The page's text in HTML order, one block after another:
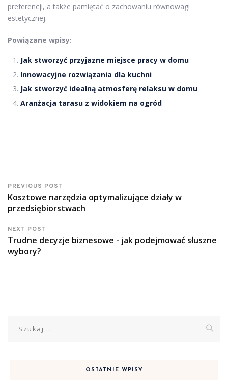
preferencji, a także pamiętać o zachowaniu równowagi
estetycznej.
Powiązane wpisy:
Jak stworzyć przyjazne miejsce pracy w domu
Innowacyjne rozwiązania dla kuchni
Jak stworzyć idealną atmosferę relaksu w domu
Aranżacja tarasu z widokiem na ogród
PREVIOUS POST
Kosztowe narzędzia optymalizujące działy w
przedsiębiorstwach
NEXT POST
Trudne decyzje biznesowe - jak podejmować słuszne
wybory?
OSTATNIE WPISY